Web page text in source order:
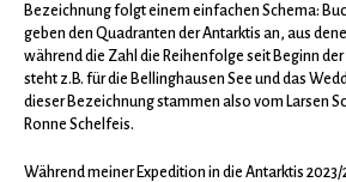
Bezeichnung folgt einem einfachen Schema:
geben den Quadranten der Antarktis an, aus
während die Zahl die Reihenfolge seit Beginn
steht z.B. für die Bellinghausen See und das
dieser Bezeichnung stammen also vom Larsen
Ronne Schelfeis.
Während meiner Expedition in die Antarktis